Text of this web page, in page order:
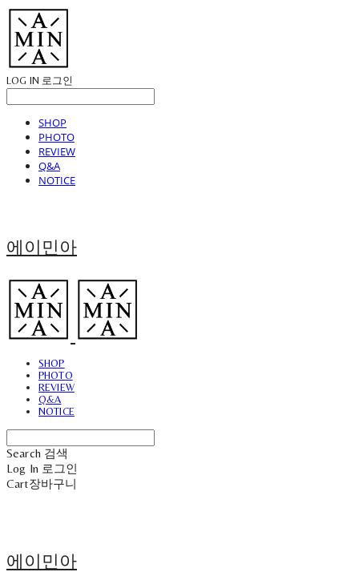
LOG IN 로그인
SHOP
PHOTO
REVIEW
Q&A
NOTICE
에이민아
SHOP
PHOTO
REVIEW
Q&A
NOTICE
Search 검색
Log In 로그인
Cart장바구니
에이민아